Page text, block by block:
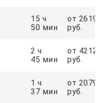
15 ч
50 мин
от
руб.
2 ч
45 мин
от 4212
руб.
1 ч
37 мин
от 2079
руб.